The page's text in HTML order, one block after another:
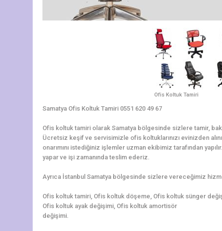
Ofis Koltuk Tamiri
Samatya Ofis Koltuk Tamiri 0551 620 49 67
Ofis koltuk tamiri olarak Samatya bölgesinde sizlere tamir,
Ücretsiz keşif ve servisimizle ofis koltuklarınızı evinizden
onarımını istediğiniz işlemler uzman ekibimiz tarafından
yapar ve işi zamanında teslim ederiz.
Ayrıca İstanbul Samatya bölgesinde sizlere vereceğimiz
Ofis koltuk tamiri, Ofis koltuk döşeme, Ofis koltuk sünger
Ofis koltuk ayak değişimi, Ofis koltuk amortisör
değişimi.